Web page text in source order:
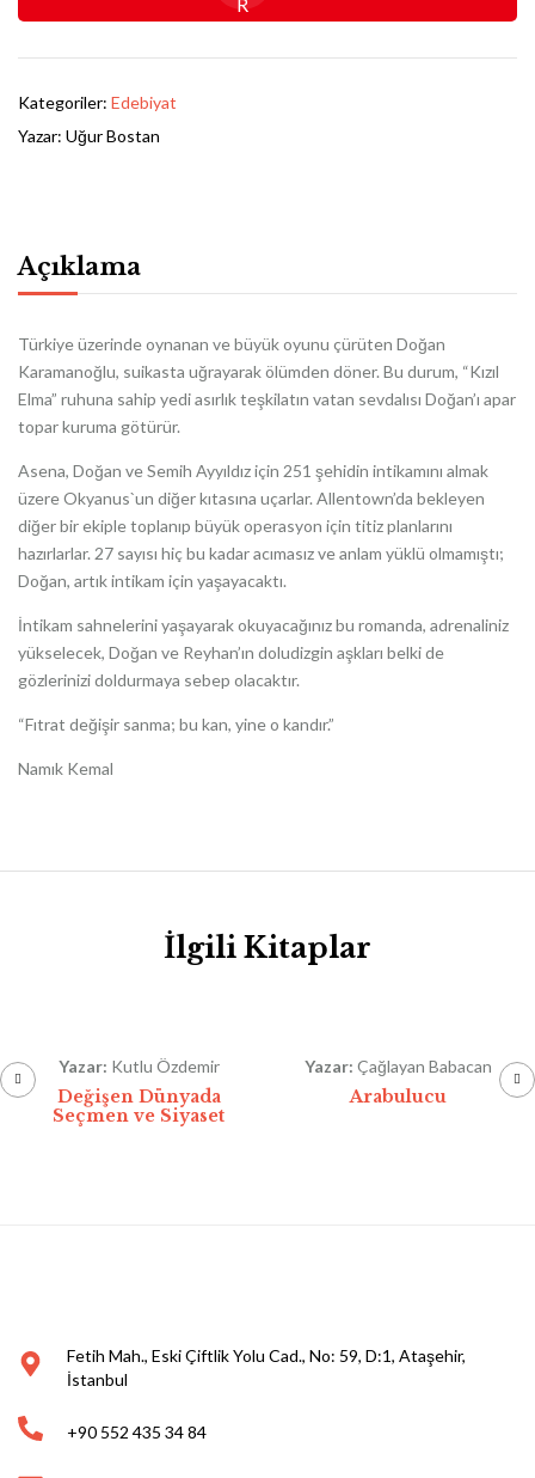
Kategoriler: Edebiyat
Yazar: Uğur Bostan
Açıklama
Türkiye üzerinde oynanan ve büyük oyunu çürüten Doğan
Karamanoğlu, suikasta uğrayarak ölümden döner. Bu durum, “Kızıl
Elma” ruhuna sahip yedi asırlık teşkilatın vatan sevdalısı Doğan’ı apar
topar kuruma götürür.
Asena, Doğan ve Semih Ayyıldız için 251 şehidin intikamını almak
üzere Okyanus`un diğer kıtasına uçarlar. Allentown’da bekleyen
diğer bir ekiple toplanıp büyük operasyon için titiz planlarını
hazırlarlar. 27 sayısı hiç bu kadar acımasız ve anlam yüklü olmamıştı;
Doğan, artık intikam için yaşayacaktı.
İntikam sahnelerini yaşayarak okuyacağınız bu romanda, adrenaliniz
yükselecek, Doğan ve Reyhan’ın doludizgin aşkları belki de
gözlerinizi doldurmaya sebep olacaktır.
“Fıtrat değişir sanma; bu kan, yine o kandır.”
Namık Kemal
İlgili Kitaplar
Yazar: Kutlu Özdemir
Değişen Dünyada
Seçmen ve Siyaset
Yazar: Çağlayan Babacan
Arabulucu
Fetih Mah., Eski Çiftlik Yolu Cad., No: 59, D:1, Ataşehir,
İstanbul
+90 552 435 34 84